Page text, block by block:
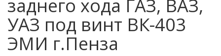
заднего хода ГАЗ, ВАЗ,
УАЗ под винт ВК-403
ЭМИ г.Пенза